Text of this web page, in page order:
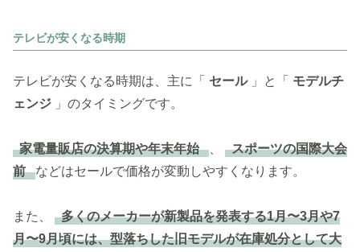
テレビが安くなる時期
テレビが安くなる時期は、主に「 セール 」と「 モデルチ
ェンジ 」のタイミングです。
家電量販店の決算期や年末年始 、
スポーツの国際大会
前 などはセールで価格が変動しやすくなります。
また、
多くのメーカーが新製品を発表する1月〜3月や7
月〜9月頃には、型落ちした旧モデルが在庫処分として大